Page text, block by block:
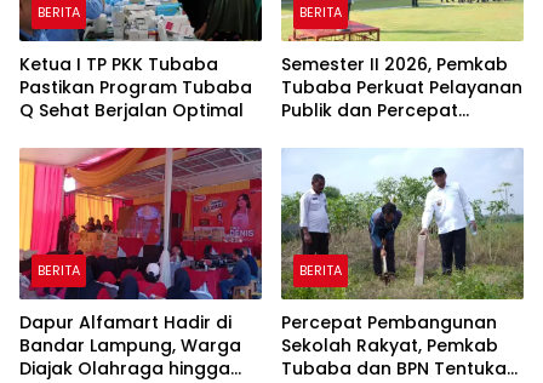
BERITA
Ketua I TP PKK Tubaba
Pastikan Program Tubaba
Q Sehat Berjalan Optimal
BERITA
Semester II 2026, Pemkab
Tubaba Perkuat Pelayanan
Publik dan Percepat
BERITA
Dapur Alfamart Hadir di
Bandar Lampung, Warga
Diajak Olahraga hingga
BERITA
Percepat Pembangunan
Sekolah Rakyat, Pemkab
Tubaba dan BPN Tentukan